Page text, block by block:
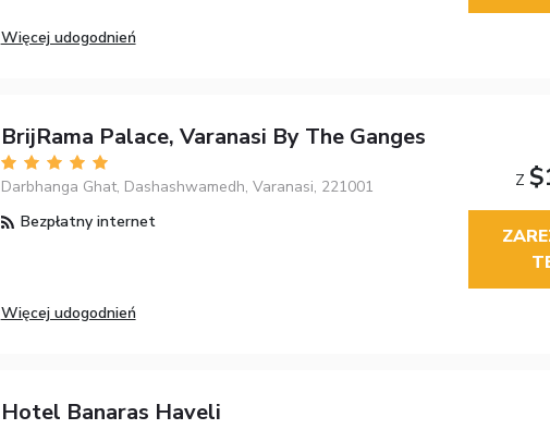
Więcej udogodnień
BrijRama Palace, Varanasi By The Ganges
Darbhanga Ghat, Dashashwamedh, Varanasi, 221001
Bezpłatny internet
Więcej udogodnień
Z
Hotel Banaras Haveli